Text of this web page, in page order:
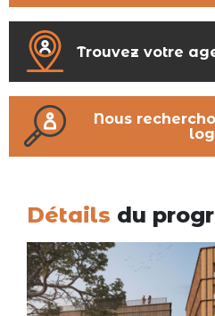
Trouvez votre
Nous
Détails du